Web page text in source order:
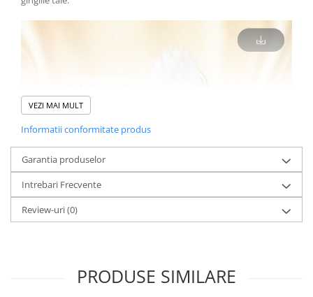
VEZI MAI MULT
Informatii conformitate produs
Garantia produselor
Intrebari Frecvente
Review-uri(0)
PRODUSE SIMILARE